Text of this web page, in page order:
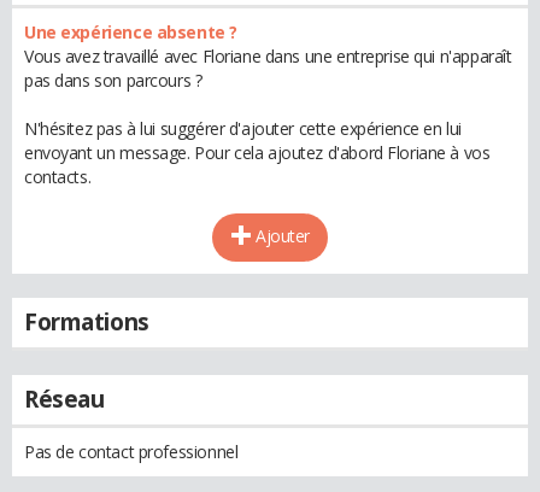
Une expérience absente ?
Vous avez travaillé avec Floriane dans une entreprise qui n'apparaît
pas dans son parcours ?
N'hésitez pas à lui suggérer d'ajouter cette expérience en lui
envoyant un message. Pour cela ajoutez d'abord Floriane à vos
contacts.
Ajouter
Formations
Réseau
Pas de contact professionnel